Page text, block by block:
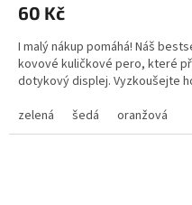
60 Kč
I malý nákup pomáhá! Náš
kovové kuličkové pero, které
dotykový displej. Vyzkoušejte
zelená
šedá oranžová